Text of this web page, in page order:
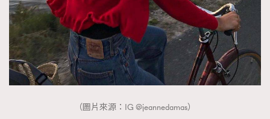
（圖片來源：IG @jeannedamas）